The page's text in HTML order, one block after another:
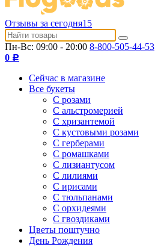
Отзывы за сегодня15
Пн-Вс: 09:00 - 20:00 8-800-505-44-53
0 Р
Сейчас в магазине
Все букеты
C розами
С альстромерией
С хризантемой
С кустовыми розами
С герберами
С ромашками
С лизиантусом
С лилиями
С ирисами
С тюльпанами
С орхидеями
С гвоздиками
Цветы поштучно
День Рождения